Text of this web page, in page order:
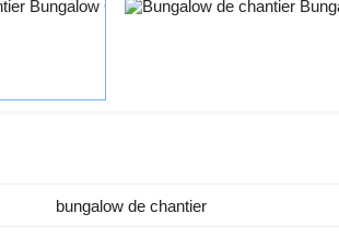
bungalow de chantier